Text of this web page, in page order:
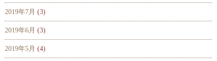
2019年7月 (3)
2019年6月 (3)
2019年5月 (4)